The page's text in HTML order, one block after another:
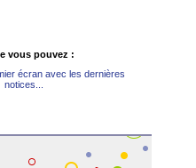
vous pouvez :
écran avec les dernières
notices...